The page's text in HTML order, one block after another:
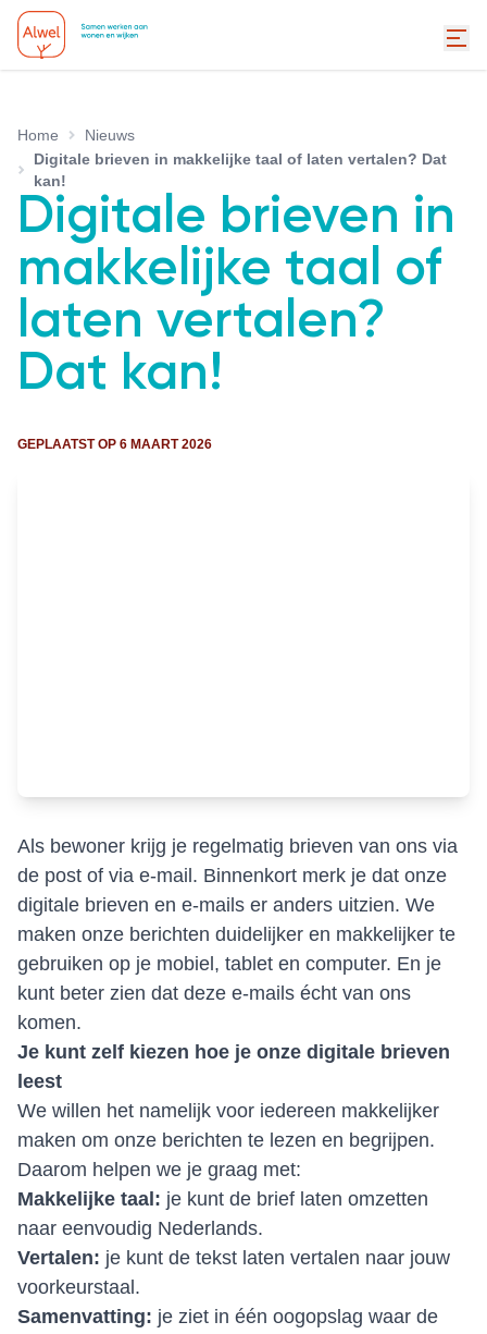
Home
Nieuws
Digitale brieven in makkelijke taal of laten vertalen? Dat
kan!
Digitale brieven in
makkelijke taal of
laten vertalen?
Dat kan!
GEPLAATST OP 6 MAART 2026
Als bewoner krijg je regelmatig brieven van ons via
de post of via e-mail. Binnenkort merk je dat onze
digitale brieven en e‑mails er anders uitzien. We
maken onze berichten duidelijker en makkelijker te
gebruiken op je mobiel, tablet en computer. En je
kunt beter zien dat deze e-mails écht van ons
komen.
Je kunt zelf kiezen hoe je onze digitale brieven
leest
We willen het namelijk voor iedereen makkelijker
maken om onze berichten te lezen en begrijpen.
Daarom helpen we je graag met:
Makkelijke taal: je kunt de brief laten omzetten
naar eenvoudig Nederlands.
Vertalen: je kunt de tekst laten vertalen naar jouw
voorkeurstaal.
Samenvatting: je ziet in één oogopslag waar de